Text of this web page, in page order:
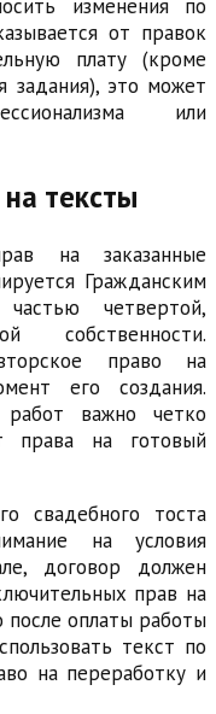
изменения по
от правок
плату (кроме
задания), это может
или
тексты
на заказанные
Гражданским
четвертой,
собственности.
право на
его создания.
важно четко
права на готовый
свадебного тоста
на условия
договор должен
прав на
после оплаты работы
текст по
на переработку и